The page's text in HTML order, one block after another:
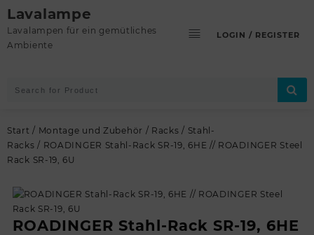
Skip
to
content
Lavalampe
Lavalampen für ein gemütliches
Ambiente
LOGIN / REGISTER
Start / Montage und Zubehör / Racks / Stahl-
Racks / ROADINGER Stahl-Rack SR-19, 6HE // ROADINGER Steel
Rack SR-19, 6U
ROADINGER Stahl-Rack SR-19, 6HE